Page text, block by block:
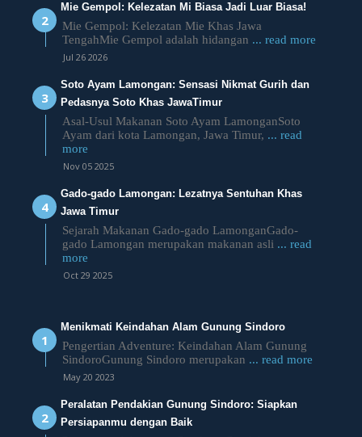
Mie Gempol: Kelezatan Mi Biasa Jadi Luar Biasa!
Mie Gempol: Kelezatan Mie Khas Jawa
TengahMie Gempol adalah hidangan ... read more
Jul 26 2026
Soto Ayam Lamongan: Sensasi Nikmat Gurih dan
Pedasnya Soto Khas JawaTimur
Asal-Usul Makanan Soto Ayam LamonganSoto
Ayam dari kota Lamongan, Jawa Timur, ... read
more
Nov 05 2025
Gado-gado Lamongan: Lezatnya Sentuhan Khas
Jawa Timur
Sejarah Makanan Gado-gado LamonganGado-
gado Lamongan merupakan makanan asli ... read
more
Oct 29 2025
Menikmati Keindahan Alam Gunung Sindoro
Pengertian Adventure: Keindahan Alam Gunung
SindoroGunung Sindoro merupakan ... read more
May 20 2023
Peralatan Pendakian Gunung Sindoro: Siapkan
Persiapanmu dengan Baik